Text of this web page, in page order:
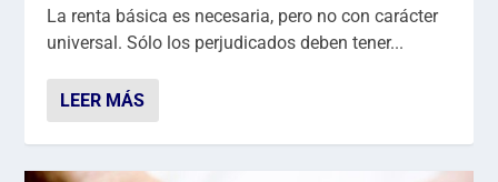
La renta básica es necesaria, pero no con carácter
universal. Sólo los perjudicados deben tener...
LEER MÁS